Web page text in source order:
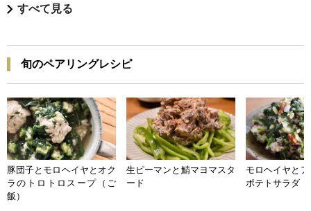
すべて見る
旬のペアリングレシピ
豚団子とモロヘイヤとオク
ラのトロトロスープ（ご
飯）
生ピーマンと鯖マヨマスタ
ード
モロヘイヤと
ポテトサラダ